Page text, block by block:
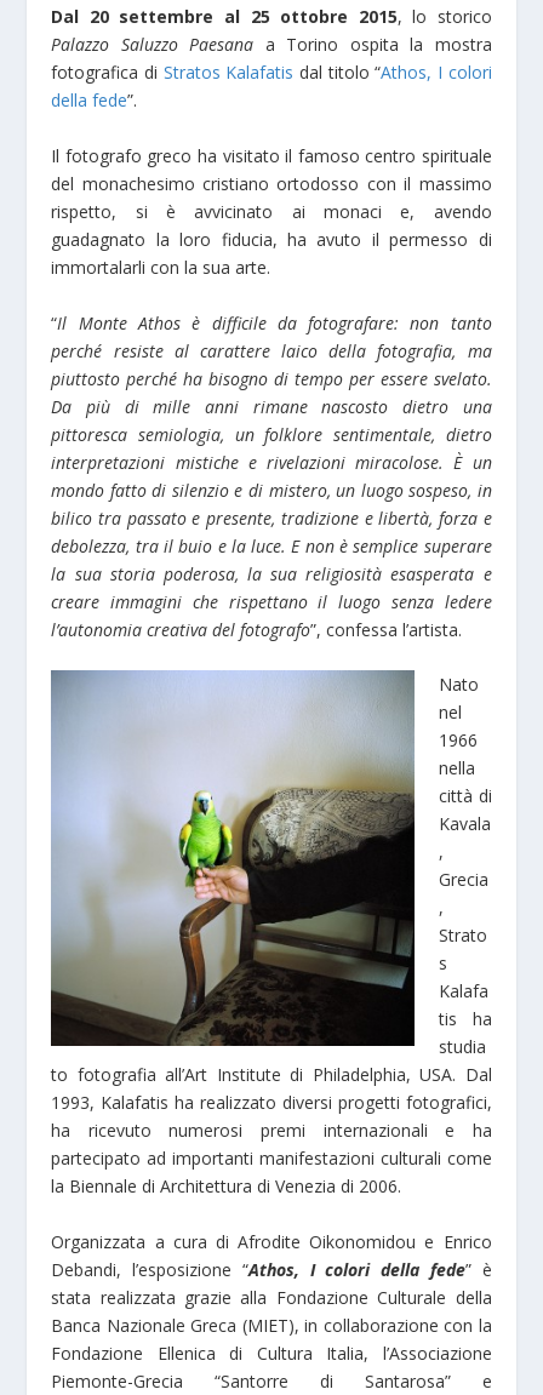
Dal 20 settembre al 25 ottobre 2015, lo storico
Palazzo Saluzzo Paesana a Torino ospita la mostra
fotografica di Stratos Kalafatis dal titolo “Athos, I colori
della fede”.
Il fotografo greco ha visitato il famoso centro spirituale
del monachesimo cristiano ortodosso con il massimo
rispetto, si è avvicinato ai monaci e, avendo
guadagnato la loro fiducia, ha avuto il permesso di
immortalarli con la sua arte.
“Il Monte Athos è difficile da fotografare: non tanto
perché resiste al carattere laico della fotografia, ma
piuttosto perché ha bisogno di tempo per essere svelato.
Da più di mille anni rimane nascosto dietro una
pittoresca semiologia, un folklore sentimentale, dietro
interpretazioni mistiche e rivelazioni miracolose. È un
mondo fatto di silenzio e di mistero, un luogo sospeso, in
bilico tra passato e presente, tradizione e libertà, forza e
debolezza, tra il buio e la luce. E non è semplice superare
la sua storia poderosa, la sua religiosità esasperata e
creare immagini che rispettano il luogo senza ledere
l’autonomia creativa del fotografo”, confessa l’artista.
Nato
nel
1966
nella
città di
Kavala
,
Grecia
,
Strato
s
Kalafa
tis ha
studia
to fotografia all’Art Institute di Philadelphia, USA. Dal
1993, Kalafatis ha realizzato diversi progetti fotografici,
ha ricevuto numerosi premi internazionali e ha
partecipato ad importanti manifestazioni culturali come
la Biennale di Architettura di Venezia di 2006.
Organizzata a cura di Afrodite Oikonomidou e Enrico
Debandi, l’esposizione “Athos, I colori della fede” è
stata realizzata grazie alla Fondazione Culturale della
Banca Nazionale Greca (MIET), in collaborazione con la
Fondazione Ellenica di Cultura Italia, l’Associazione
Piemonte-Grecia “Santorre di Santarosa” e